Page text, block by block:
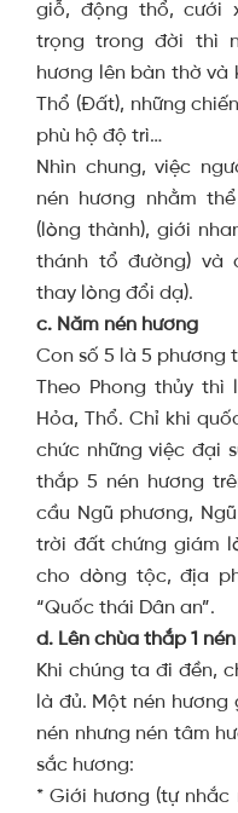
giỗ, động thổ, cưới
trọng trong đời thì
hương lên bàn thờ và
Thổ (Đất), những
phù hộ độ trì…
Nhìn chung, việc
nén hương nhằm
(lòng thành), giới
thánh tổ đường) và
thay lòng đổi dạ).
c. Năm nén hương
Con số 5 là 5 phương
Theo Phong thủy thì
Hỏa, Thổ. Chỉ khi
chức những việc đại
thắp 5 nén hương
cầu Ngũ phương,
trời đất chứng giám
cho dòng tộc, địa
“Quốc thái Dân an”.
d. Lên chùa thắp 1
Khi chúng ta đi đền,
là đủ. Một nén
nén nhưng nén tâm
sắc hương:
* Giới hương (tự